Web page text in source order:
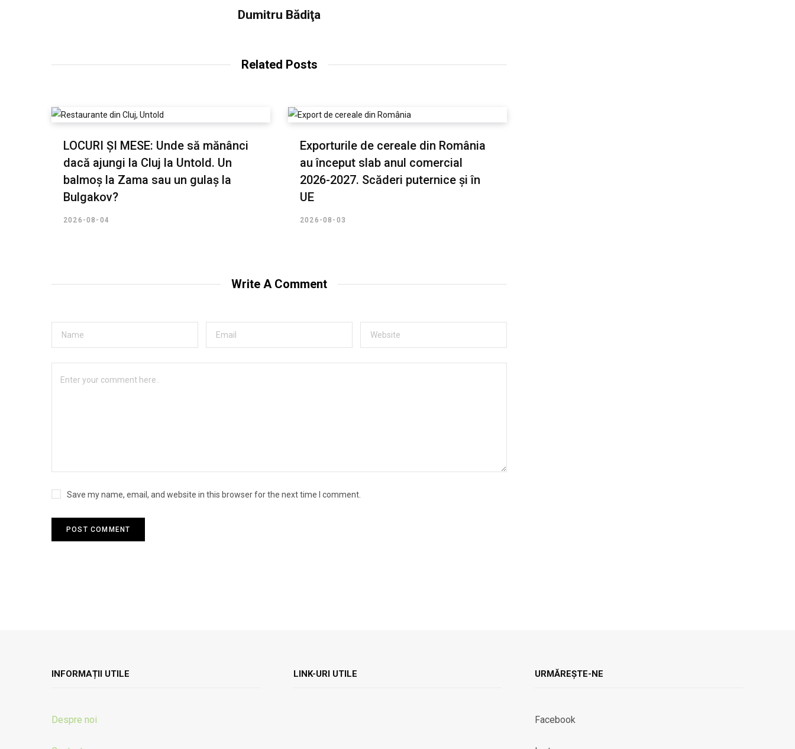
Dumitru Bădiţa
Related Posts
LOCURI ȘI MESE: Unde să mănânci
dacă ajungi la Cluj la Untold. Un
balmoș la Zama sau un gulaș la
Bulgakov?
2026-08-04
Exporturile de cereale din România
au început slab anul comercial
2026-2027. Scăderi puternice și în
UE
2026-08-03
Write A Comment
Save my name, email, and website in this browser for the next time I comment.
INFORMAȚII UTILE
Despre noi
LINK-URI UTILE URMĂREȘTE-NE
Facebook